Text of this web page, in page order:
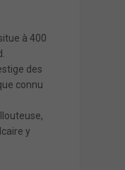
à 400
des
connu
y